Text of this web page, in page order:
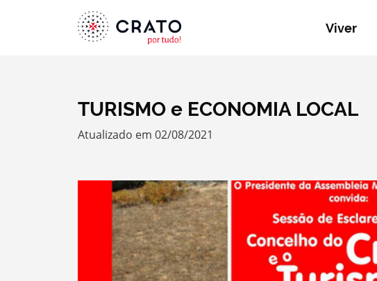
Viver
TURISMO e ECONOMIA LOCAL
Atualizado em 02/08/2021